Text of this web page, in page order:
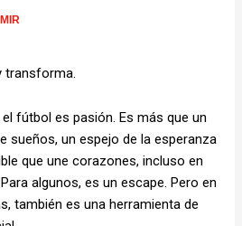
fútbol es pasión. Es más que un
sueños, un espejo de la esperanza
que une corazones, incluso en
algunos, es un escape. Pero en
también es una herramienta de